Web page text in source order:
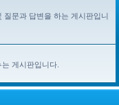
질문과 답변을 하는 게시판입니
게시판입니다.